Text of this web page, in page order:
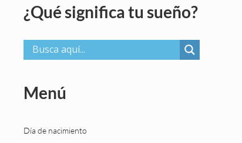
¿Qué significa tu sueño?
Menú
Día de nacimiento